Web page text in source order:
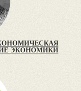
ЭКОНОМИКИ